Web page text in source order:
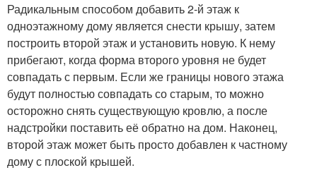
Радикальным способом добавить 2-й этаж к
одноэтажному дому является снести крышу, затем
построить второй этаж и установить новую. К нему
прибегают, когда форма второго уровня не будет
совпадать с первым. Если же границы нового этажа
будут полностью совпадать со старым, то можно
осторожно снять существующую кровлю, а после
надстройки поставить её обратно на дом. Наконец,
второй этаж может быть просто добавлен к частному
дому с плоской крышей.